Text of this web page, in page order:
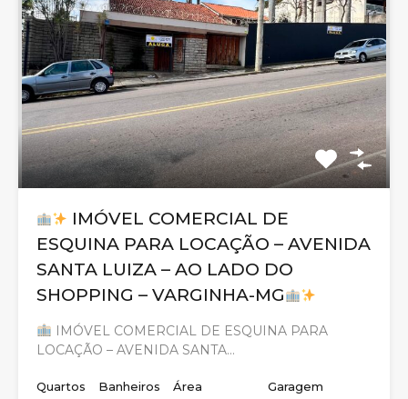
IMÓVEL COMERCIAL DE
ESQUINA PARA LOCAÇÃO – AVENIDA
SANTA LUIZA – AO LADO DO
SHOPPING – VARGINHA-MG
IMÓVEL COMERCIAL DE ESQUINA PARA
LOCAÇÃO – AVENIDA SANTA…
Quartos
Banheiros
Área
Garagem